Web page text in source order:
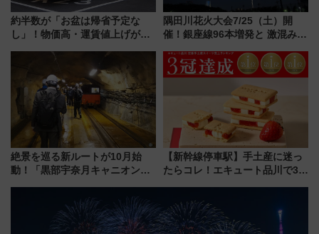
約半数が「お盆は帰省予定な
し」！物価高・運賃値上げが財
りたいけど……【WILLER お盆
帰省動向調査】
隅田川花火大会7/25（土）開
催！銀座線96本増発と 激混みの
アクセス攻略法、2万発の花火が
都心の夜に！
絶景を巡る新ルートが10月始
動！「黒部宇奈月キャニオンル
【新幹線停車駅】手土産に迷っ
たらコレ！エキュート品川で3年